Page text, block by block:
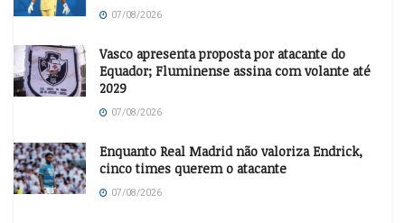
07/08/2026
Vasco apresenta proposta por atacante do
Equador; Fluminense assina com volante até
2029
07/08/2026
Enquanto Real Madrid não valoriza Endrick,
cinco times querem o atacante
07/08/2026